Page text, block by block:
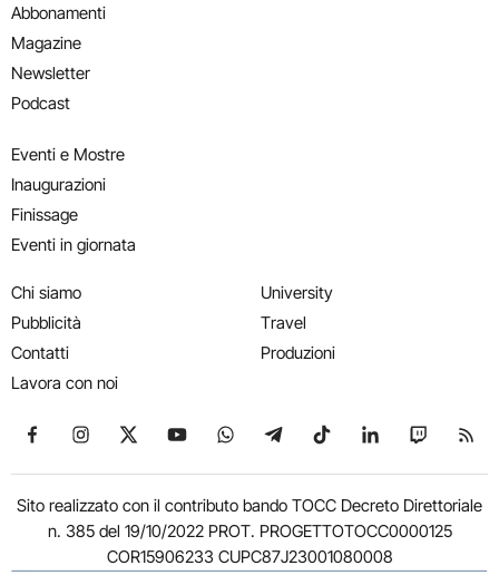
Abbonamenti
Magazine
Newsletter
Podcast
Eventi e Mostre
Inaugurazioni
Finissage
Eventi in giornata
Chi siamo
Pubblicità
Contatti
Lavora con noi
University
Travel
Produzioni
Seguici su Facebook
Seguici su Instagram
Seguici su X
Seguici su YouTube
Seguici su WhatsApp
Seguici su Telegram
Seguici su TikTok
Seguici su
Seguici
Sito realizzato con il contributo bando TOCC Decreto Direttoriale
n. 385 del 19/10/2022 PROT. PROGETTOTOCC0000125
COR15906233 CUPC87J23001080008